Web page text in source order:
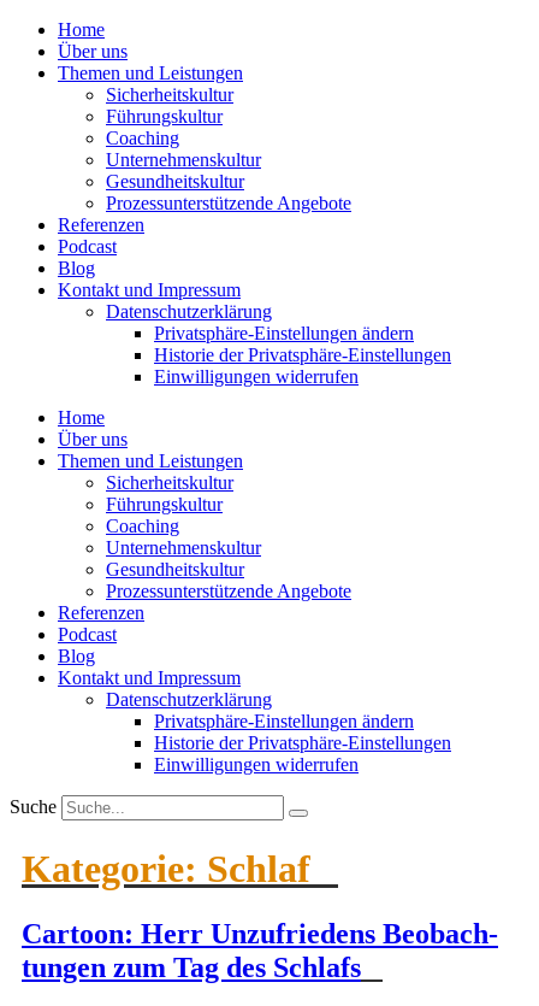
Home
Über uns
Themen und Leistungen
Sicher­heits­kultur
Führungs­kultur
Coaching
Unter­neh­mens­kultur
Gesund­heits­kultur
Prozess­un­ter­stüt­zende Angebote
Referenzen
Podcast
Blog
Kontakt und Impressum
Daten­schutz­er­klärung
Privat­sphäre-Einstel­lungen ändern
Historie der Privat­sphäre-Einstel­lungen
Einwil­li­gungen wider­rufen
Home
Über uns
Themen und Leistungen
Sicher­heits­kultur
Führungs­kultur
Coaching
Unter­neh­mens­kultur
Gesund­heits­kultur
Prozess­un­ter­stüt­zende Angebote
Referenzen
Podcast
Blog
Kontakt und Impressum
Daten­schutz­er­klärung
Privat­sphäre-Einstel­lungen ändern
Historie der Privat­sphäre-Einstel­lungen
Einwil­li­gungen wider­rufen
Suche
Kategorie: Schlaf
Cartoon: Herr Unzufriedens Beobach­
tungen zum Tag des Schlafs